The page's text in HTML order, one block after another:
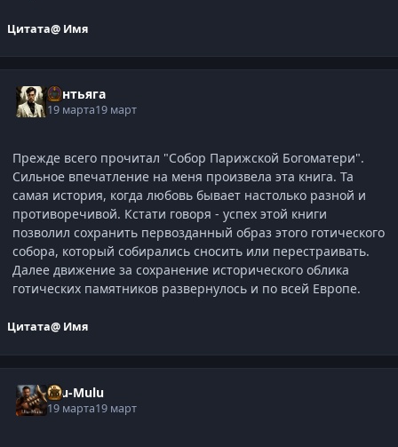
Цитата@ Имя
Сантьяга
19 марта19 март
Прежде всего прочитал "Собор Парижской Богоматери".
Сильное впечатление на меня произвела эта книга. Та
самая история, когда любовь бывает настолько разной и
противоречивой. Кстати говоря - успех этой книги
позволил сохранить первозданный образ этого готического
собора, который собирались сносить или перестраивать.
Далее движение за сохранение исторического облика
готических памятников развернулось и по всей Европе.
Цитата@ Имя
Ulu-Mulu
19 марта19 март